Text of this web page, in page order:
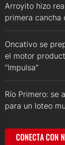
Arroyito hizo
primera cancha
Oncativo se
el motor
“Impulsa”
Río Primero: se
para un loteo
CONECTA CON